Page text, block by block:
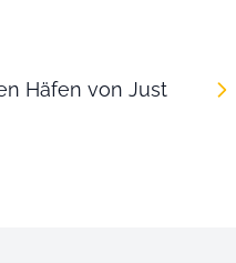
Häfen von Just